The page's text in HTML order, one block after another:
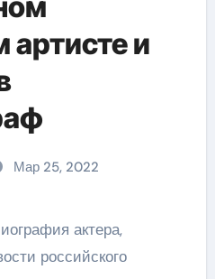
артисте и
Мар 25, 2022